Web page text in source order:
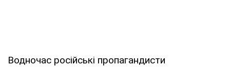
Водночас російські пропагандисти